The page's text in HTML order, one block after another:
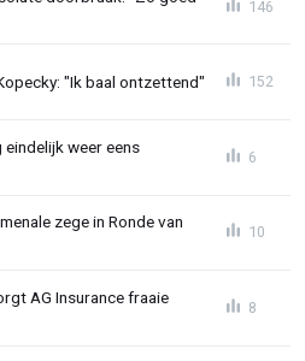
146
"Ik baal ontzettend" 152
eindelijk weer eens
6
zege in Ronde van
10
AG Insurance fraaie
8